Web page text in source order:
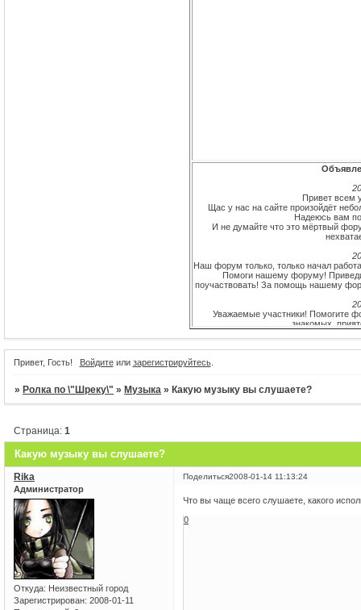
Привет всем
Щас у нас на сайте произойдёт
Надеюсь вам
И не думайте что это мёртвый
Наш форум только, только начал
Помоги нашему форуму!
поучаствовать! За помощь нашему
Уважаемые участники! Помогите
знакомых,
Огромное
Привет, Гость! Войдитеили зарегистрируйтесь.
»Ролка по \"Шреку\" »Музыка »Какую музыку вы слушаете?
Какую музыку вы слушаете?
Страница:1
Поделиться2008-01-14 11:13:24
Rika
Администратор
Откуда: Неизвестный город
Зарегистрирован: 2008-01-11
Что вы чаще всего слушаете, какого
0